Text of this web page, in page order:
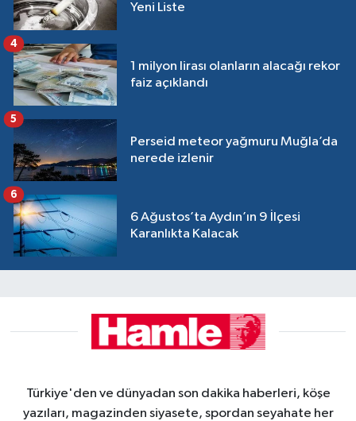
Yeni Liste
1 milyon lirası olanların alacağı rekor
faiz açıklandı
4
Perseid meteor yağmuru Muğla’da
nerede izlenir
5
6 Ağustos’ta Aydın’ın 9 İlçesi
Karanlıkta Kalacak
6
Türkiye'den ve dünyadan son dakika haberleri, köşe
yazıları, magazinden siyasete, spordan seyahate her